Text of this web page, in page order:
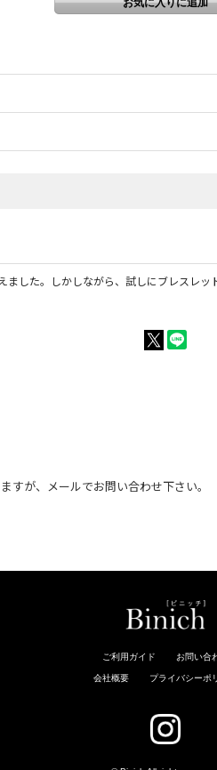
した。しかしながら、試しにブレスレ
が、メールでお問い合わせ下さい。